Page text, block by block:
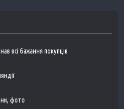
всі бажання покупців
фото